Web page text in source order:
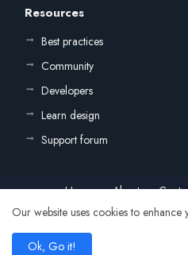
Resources
Best practices
Community
Developers
Learn design
Support forum
Home About
All Right
Our website uses cookies to enhance
Ok, Go it!